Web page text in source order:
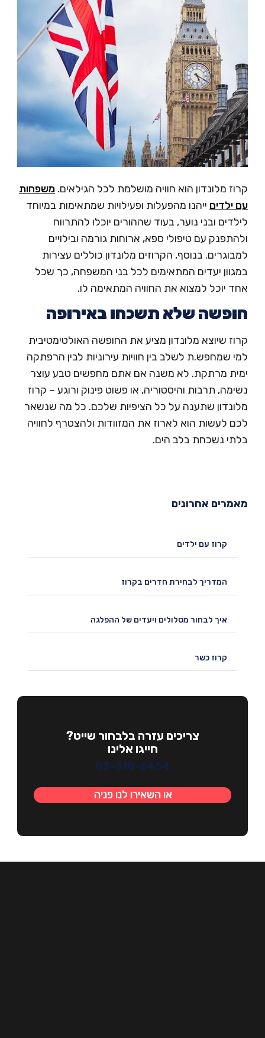
מלונדון הוא חוויה מושלמת לכל הגילאים.משפחות
ילדים ייהנו מהפעלות ופעילויות שמתאימות במיוחד
ובני נוער, בעוד שההורים יוכלו להתרווח
עם טיפולי ספא, ארוחות גורמה ובילויים
בנוסף, הקרוזים מלונדון כוללים עצירות
יעדים המתאימים לכל בני המשפחה, כך שכל
יוכל למצוא את החוויה המתאימה לו.
שלא תשכחו באירופה
שיוצא מלונדון מציע את החופשה האולטימטיבית
שמחפש.ת לשלב בין חוויות עירוניות לבין הרפתקה
מרתקת. לא משנה אם אתם מחפשים טבע עוצר
תרבות והיסטוריה, או פשוט פינוק ורוגע – קרוז
שתענה על כל הציפיות שלכם. כל מה שנשאר
לעשות הוא לארוז את המזוודות ולהצטרף לחוויה
נשכחת בלב הים.
אחרונים
קרוז עם ילדים
המדריך לבחירת חדרים בקרוז
איך לבחור מסלולים ויעדים של ההפלגה
קרוז כשר
צריכים עזרה בלבחור שייט?
חייגו אלינו
03-310-6454
או השאירו לנו פניה